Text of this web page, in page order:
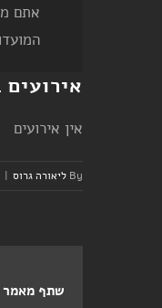
אתם
אירועים
אין אירועים
By ליאורה גרוס |
שתף מאמר